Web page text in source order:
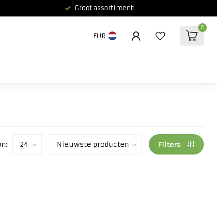
Groot assortiment!
EUR
0
Filters